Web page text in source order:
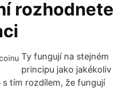
rozhodnete
Ty fungují na stejném
principu jako jakékoliv
s tím rozdílem, že fungují